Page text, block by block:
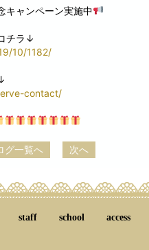
キャンペーン実施中
チラ↓
10/1182/
contact/
グ一覧へ 次へ
staff school access